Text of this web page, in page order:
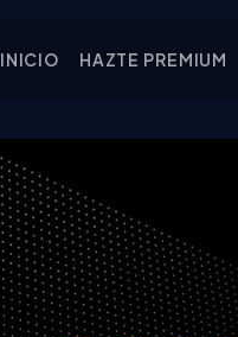
INICIO HAZTE PREMIUM